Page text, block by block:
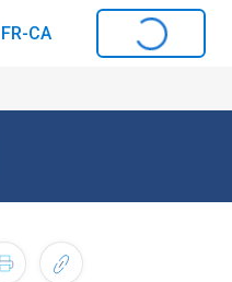
FR-CA